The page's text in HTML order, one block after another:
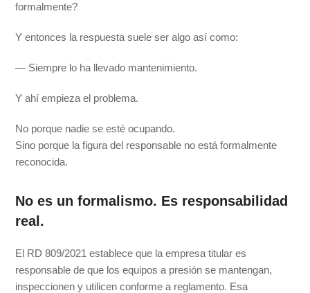
formalmente?
Y entonces la respuesta suele ser algo así como:
— Siempre lo ha llevado mantenimiento.
Y ahí empieza el problema.
No porque nadie se esté ocupando.
Sino porque la figura del responsable no está formalmente
reconocida.
No es un formalismo. Es responsabilidad
real.
El RD 809/2021 establece que la empresa titular es
responsable de que los equipos a presión se mantengan,
inspeccionen y utilicen conforme a reglamento. Esa